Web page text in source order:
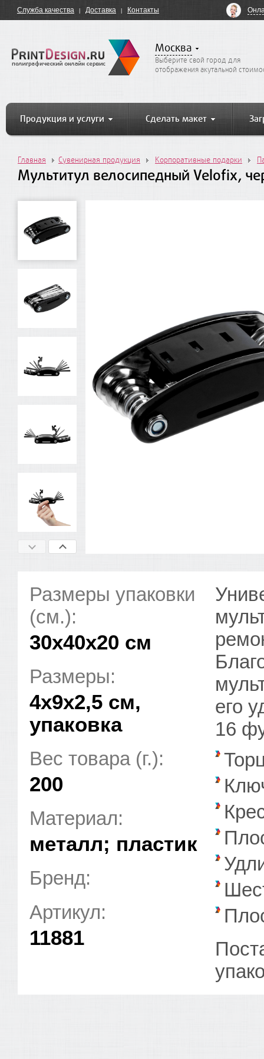
Служба качества Доставка Контакты
Москва
Выберите свой город для
отображения акутальной
Продукция и услуги Сделать макет
Главная Сувенирная продукция Корпоративные подарки
Мультитул велосипедный Velofix,
Размеры упаковки
(см.):
30x40x20 см
Размеры:
4х9х2,5 см,
упаковка
Вес товара (г.):
200
Материал:
металл; пластик
Бренд:
Артикул:
11881
его
16